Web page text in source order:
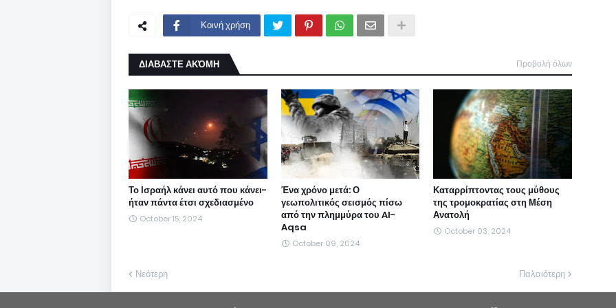
Κοινή χρήση
ΔΙΑΒΑΣΤΕ ΑΚΌΜΗ Προβολή όλων
Το Ισραήλ κάνει αυτό που κάνει-
ήταν πάντα έτσι σχεδιασμένο
October 15, 2024
Ένα χρόνο μετά: Ο
γεωπολιτικός σεισμός πίσω
από την πλημμύρα του Al-
Aqsa
October 09, 2024
Καταρρίπτοντας τους μύθους
της τρομοκρατίας στη Μέση
Ανατολή
October 03, 2024
Νεότερη Παλαιότερη
Η Freepen.gr ουδεμία ευθύνη εκ του νόμου φέρει για τα άρθρα / αναρτήσεις που δημοσιεύονται και απηχούν τις